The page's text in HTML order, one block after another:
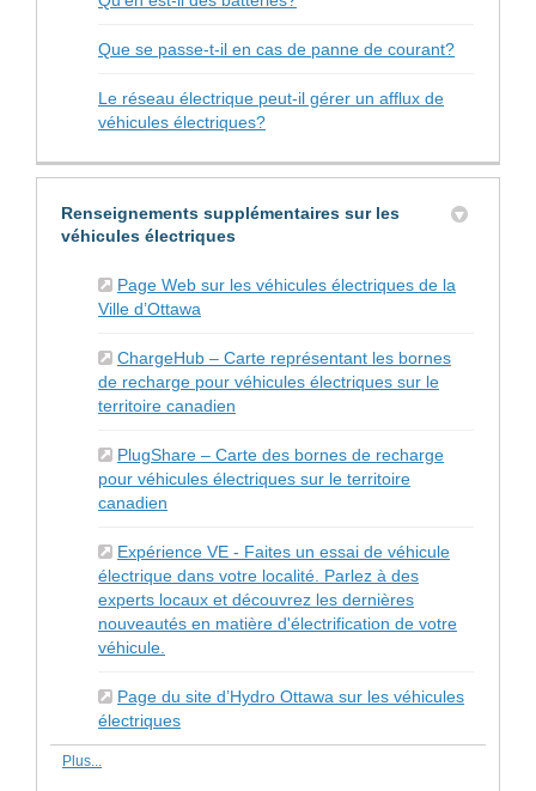
Que se passe-t-il en cas de panne de courant?
Le réseau électrique peut-il gérer un afflux de
véhicules électriques?
Renseignements supplémentaires sur les
véhicules électriques
Page Web sur les véhicules électriques de la
Ville d’Ottawa
ChargeHub – Carte représentant les bornes
de recharge pour véhicules électriques sur le
territoire canadien
PlugShare – Carte des bornes de recharge
pour véhicules électriques sur le territoire
canadien
Expérience VE - Faites un essai de véhicule
électrique dans votre localité. Parlez à des
experts locaux et découvrez les dernières
nouveautés en matière d'électrification de votre
véhicule.
Page du site d’Hydro Ottawa sur les véhicules
électriques(Liens externes)
Plus...